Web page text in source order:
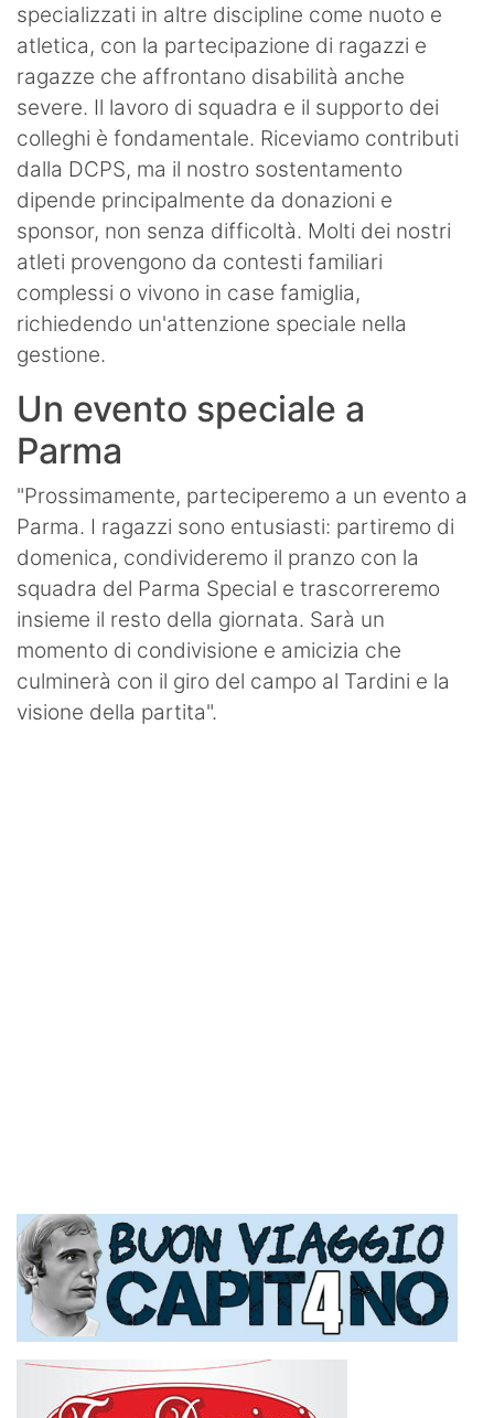
specializzati in altre discipline come nuoto e
atletica, con la partecipazione di ragazzi e
ragazze che affrontano disabilità anche
severe. Il lavoro di squadra e il supporto dei
colleghi è fondamentale. Riceviamo contributi
dalla DCPS, ma il nostro sostentamento
dipende principalmente da donazioni e
sponsor, non senza difficoltà. Molti dei nostri
atleti provengono da contesti familiari
complessi o vivono in case famiglia,
richiedendo un'attenzione speciale nella
gestione.
Un evento speciale a
Parma
"Prossimamente, parteciperemo a un evento a
Parma. I ragazzi sono entusiasti: partiremo di
domenica, condivideremo il pranzo con la
squadra del Parma Special e trascorreremo
insieme il resto della giornata. Sarà un
momento di condivisione e amicizia che
culminerà con il giro del campo al Tardini e la
visione della partita".